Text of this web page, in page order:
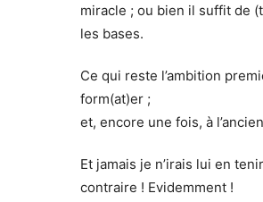
miracle ; ou bien il suffit de
les bases.
Ce qui reste l’ambition
form(at)er ;
et, encore une fois, à
Et jamais je n’irais lui en
contraire ! Evidemment !